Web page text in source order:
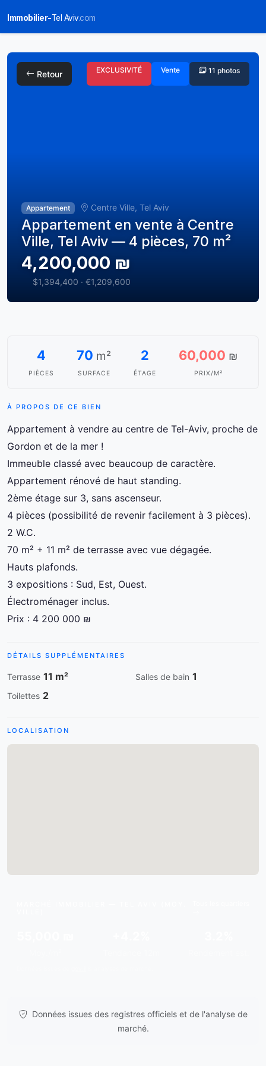
Immobilier-Tel Aviv.com
Retour EXCLUSIVITÉ Vente 11 photos
Appartement Centre Ville, Tel Aviv
Appartement en vente à Centre
Ville, Tel Aviv — 4 pièces, 70 m²
4,200,000 ₪
$1,394,400 · €1,209,600
4
PIÈCES
70 m²
SURFACE
2
ÉTAGE
60,000 ₪
PRIX/M²
À PROPOS DE CE BIEN
Appartement à vendre au centre de Tel-Aviv, proche de
Gordon et de la mer !
Immeuble classé avec beaucoup de caractère.
Appartement rénové de haut standing.
2ème étage sur 3, sans ascenseur.
4 pièces (possibilité de revenir facilement à 3 pièces).
2 W.C.
70 m² + 11 m² de terrasse avec vue dégagée.
Hauts plafonds.
3 expositions : Sud, Est, Ouest.
Électroménager inclus.
Prix : 4 200 000 ₪
DÉTAILS SUPPLÉMENTAIRES
Terrasse 11 m² Salles de bain 1
Toilettes 2
LOCALISATION
Données issues des registres officiels et de l'analyse de
marché.